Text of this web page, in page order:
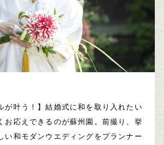
が叶う！】結婚式に和を取り入れたい
お応えできるのが蘇州園。前撮り、挙
い和モダンウエディングをプランナー